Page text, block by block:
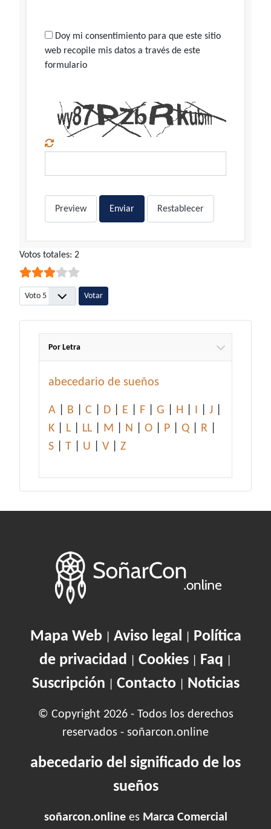
Doy mi consentimiento para que este sitio
web recopile mis datos a través de este
formulario
Preview Enviar Restablecer
Ratio:3/5
Votos totales: 2
Por favor, vote
Por Letra
abecedario de sueños
A B C D E F G H I J
K
L LL M N O P Q R
S
T U V Z
Mapa Web| Aviso legal
Política
de privacidad
Cookies Faq
Suscripción Contacto| Noticias
© Copyright 2026 - Todos los derechos
reservados - soñarcon.online
abecedario del significado de los
sueños
soñarcon.onlinees Marca Comercial